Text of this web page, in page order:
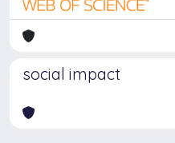
social impact